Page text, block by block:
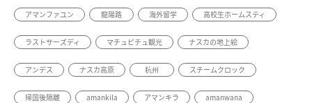
アマンファユン 龍陽路 海外留学 高校生ホームスティ
ラストサーズディ マチュピチュ観光 ナスカの地上絵
アンデス ナスカ高原 杭州 スチームクロック
帰国後隔離 amankila アマンキラ amanwana